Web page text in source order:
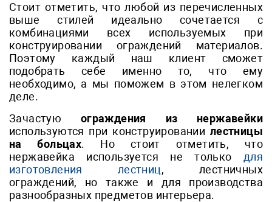
Стоит отметить, что любой из перечисленных
выше стилей идеально сочетается с
комбинациями всех используемых при
конструировании ограждений материалов.
Поэтому каждый наш клиент сможет
подобрать себе именно то, что ему
необходимо, а мы поможем в этом нелегком
деле.
Зачастую ограждения из нержавейки
используются при конструировании лестницы
на больцах. Но стоит отметить, что
нержавейка используется не только для
изготовления лестниц, лестничных
ограждений, но также и для производства
разнообразных предметов интерьера.